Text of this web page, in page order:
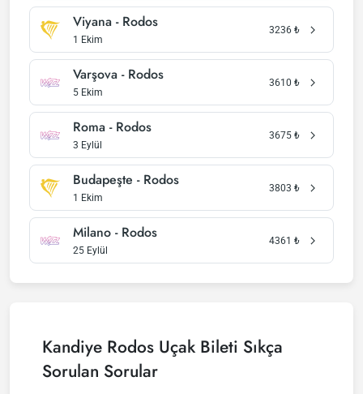
Viyana - Rodos
1 Ekim
3236 ₺
Varşova - Rodos
5 Ekim
3610 ₺
Roma - Rodos
3 Eylül
3675 ₺
Budapeşte - Rodos
1 Ekim
3803 ₺
Milano - Rodos
25 Eylül
4361 ₺
Kandiye Rodos Uçak Bileti Sıkça
Sorulan Sorular